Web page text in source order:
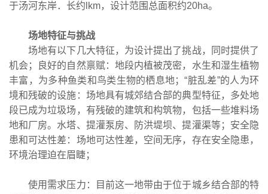
于汤河东岸．长约lkm，设计范围总面积约20ha。
场地特征与挑战
场地有以下几大特征，为设计提出了挑战，同时提供了
机会；良好的自然禀赋：地段内植被茂密，水生和湿生植物
丰富，为多种鱼类和鸟类生物的栖息地；“脏乱差”的人为环
境和残破的设施：场地具有城郊结合部的典型特征，多处地
段已成为垃圾场，有残破的建筑和构筑物，包括一些堆料场
地和厂房。水塔、提灌泵房、防洪堤坝、提灌渠等；安全隐
患和可达性差：场地可达性差，空间无序，存在安全隐患，
环境治理迫在眉睫；
使用需求压力：目前这一地带由于位于城乡结合部的特